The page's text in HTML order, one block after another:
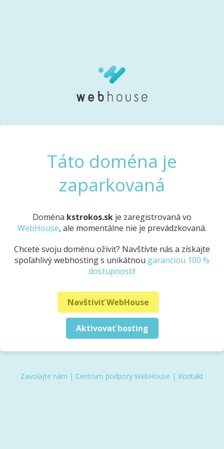
Táto doména je
zaparkovaná
Doména kstrokos.sk je zaregistrovaná vo
WebHouse, ale momentálne nie je prevádzkovaná.
Chcete svoju doménu oživiť? Navštívte nás a získajte
spoľahlivý webhosting s unikátnou garanciou 100 %
dostupnosti!
Navštíviť WebHouse
Aktivovať hosting
Zavolajte nám | Centrum podpory WebHouse | Kontakt